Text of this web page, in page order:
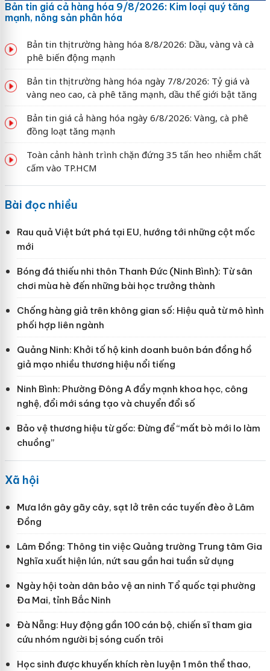
Bản tin giá cả hàng hóa 9/8/2026: Kim loại quý tăng
mạnh, nông sản phân hóa
Bản tin thị trường hàng hóa 8/8/2026: Dầu, vàng và cà
phê biến động mạnh
Bản tin thị trường hàng hóa ngày 7/8/2026: Tỷ giá và
vàng neo cao, cà phê tăng mạnh, dầu thế giới bật tăng
Bản tin giá cả hàng hóa ngày 6/8/2026: Vàng, cà phê
đồng loạt tăng mạnh
Toàn cảnh hành trình chặn đứng 35 tấn heo nhiễm chất
cấm vào TP.HCM
Bài đọc nhiều
Rau quả Việt bứt phá tại EU, hướng tới những cột mốc
mới
Bóng đá thiếu nhi thôn Thanh Đức (Ninh Bình): Từ sân
chơi mùa hè đến những bài học trưởng thành
Chống hàng giả trên không gian số: Hiệu quả từ mô hình
phối hợp liên ngành
Quảng Ninh: Khởi tố hộ kinh doanh buôn bán đồng hồ
giả mạo nhiều thương hiệu nổi tiếng
Ninh Bình: Phường Đông A đẩy mạnh khoa học, công
nghệ, đổi mới sáng tạo và chuyển đổi số
Bảo vệ thương hiệu từ gốc: Đừng để “mất bò mới lo làm
chuồng”
Xã hội
Mưa lớn gây gãy cây, sạt lở trên các tuyến đèo ở Lâm
Đồng
Lâm Đồng: Thông tin việc Quảng trường Trung tâm Gia
Nghĩa xuất hiện lún, nứt sau gần hai tuần sử dụng
Ngày hội toàn dân bảo vệ an ninh Tổ quốc tại phường
Đa Mai, tỉnh Bắc Ninh
Đà Nẵng: Huy động gần 100 cán bộ, chiến sĩ tham gia
cứu nhóm người bị sóng cuốn trôi
Học sinh được khuyến khích rèn luyện 1 môn thể thao,